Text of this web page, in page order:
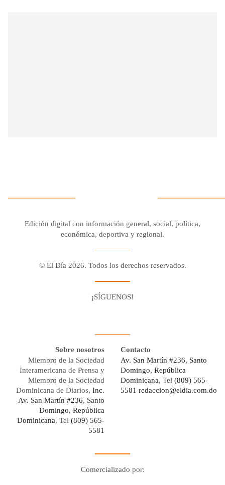
Edición digital con información general, social, política,
económica, deportiva y regional.
© El Día 2026. Todos los derechos reservados.
¡SÍGUENOS!
Sobre nosotros
Miembro de la Sociedad
Interamericana de Prensa y
Miembro de la Sociedad
Dominicana de Diarios, Inc.
Av. San Martín #236, Santo
Domingo, República
Dominicana, Tel (809) 565-
5581
Contacto
Av. San Martín #236, Santo
Domingo, República
Dominicana, Tel (809) 565-
5581 redaccion@eldia.com.do
Comercializado por: